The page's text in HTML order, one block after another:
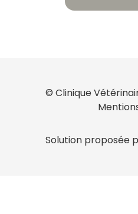
© Clinique
Solution proposée